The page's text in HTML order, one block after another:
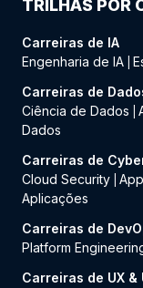
TRILHAS POR
Carreiras de IA
Engenharia de IA
Carreiras de
Ciência de Dados
Dados
Carreiras de
Cloud Security
Aplicações
Carreiras de
Platform
Carreiras de UX &